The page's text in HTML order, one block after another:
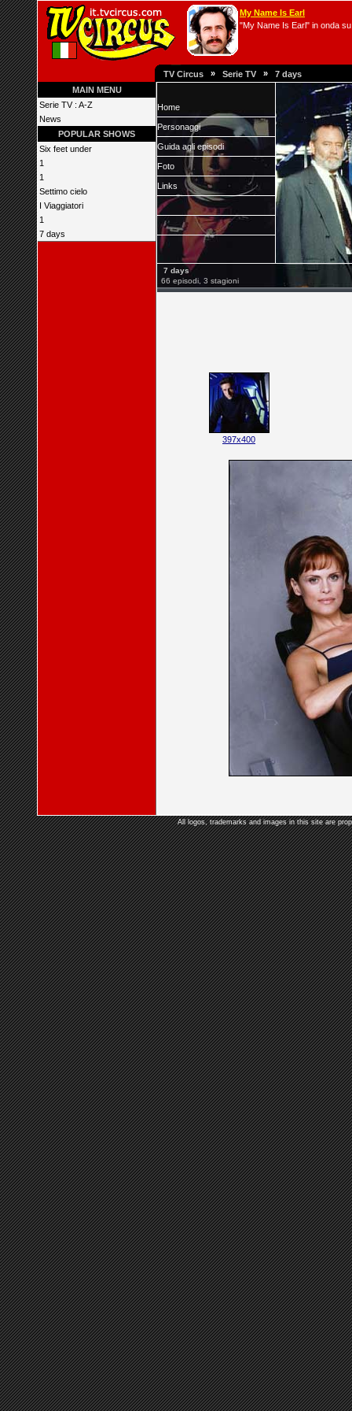
My Name Is Earl
"My Name Is Earl" in onda
TV Circus » Serie TV » 7 days
MAIN MENU
Serie TV : A-Z
News
POPULAR SHOWS
Six feet under
1
1
Settimo cielo
I Viaggiatori
1
7 days
Home
Personaggi
Guida agli episodi
Foto
Links
7 days
66 episodi, 3 stagioni
397x400
All logos, trademarks and images in this site are